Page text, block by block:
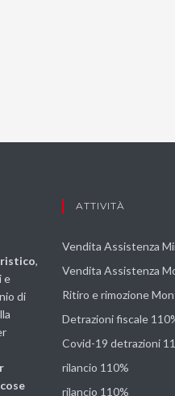
,
e
di
ATTIVITÀ
Vendita Assistenza
Vendita Assistenza
Ritiro e rimozione
Detrazioni fiscale
Covid-19 detrazioni
rilancio 110%
rilancio 110%